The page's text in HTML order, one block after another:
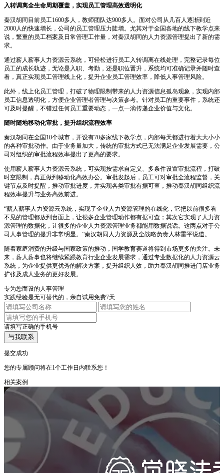
入转调离全生命周期覆盖，实现员工管理高效透明化
秦汉胡同目前员工1600多人，教师团队达900多人。面对公司从几百人逐渐到近
2000人的快速增长，公司的员工管理压力陡增。尤其对于全国各地的线下教学点来
说，繁重的员工档案及日常管理工作量，对秦汉胡同的人力资源管理提出了新的需
求。
通过薪人薪事人力资源云系统，可轻松进行员工入转调离在线处理，完整记录每位
员工的成长轨迹，无论是入职、考勤，还是职位晋升，系统均可准确记录并随时查
看，真正实现员工管理线上化，提升企业员工管理效率，降低人事管理风险。
此外，线上化员工管理，打破了物理限制带来的人力资源信息孤岛现象，实现内部
员工信息透明化，方便企业管理者管理与决策参考。针对员工的重要事件，系统还
可及时提醒，不错过任何员工重要动态，一点一滴传递企业价值与文化。
随时随地移动化审批，提升组织流程效率
秦汉胡同在全国10个城市，开设有70多家线下教学点，内部每天都进行着大大小小
的各种审批动作。由于业务量加大，传统的审批方式已无法满足企业发展需要，公
司对组织的审批流程效率提出了更高的要求。
使用薪人薪事人力资源云系统，可实现按需求自定义、多条件设置审批流程，打破
时空限制，真正做到移动化高效办公。审批发起后，员工可对审批全流程监督，关
键节点及时提醒，推动审批进度，并实现各类审批有据可查，推动秦汉胡同组织流
程效率提升与业务高效前进。
“薪人薪事人力资源云系统，实现了企业人力资源管理的在线化，它把以前很多看
不见的管理都放到台面上，让很多企业管理动作都有据可查；其次它实现了人力资
源管理的数据化，让很多的企业人力资源管理业务都能用数据说话。这两点对于公
司人事管理的提升非常明显。”秦汉胡同人力资源及全战略负责人林雷平说道。
随着家庭消费的升级与国家政策的推动，国学教育赛道将得到市场更多的关注。未
来，薪人薪事也将继续紧跟教育行业企业发展需求，通过专业数据化的人力资源云
系统，为企业提供更优秀的解决方案，提升组织人效，助力秦汉胡同推进门店业务
扩张及成人业务的更好发展。
专为您而设的人事管理
实践经验是无可替代的，亲自试用免费7天
请填写正确的手机号
与我联系
提交成功
您的专属顾问将在1个工作日内联系您！
相关案例